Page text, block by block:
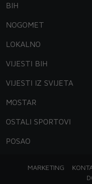
BIH
NOGOMET
LOKALNO
VIJESTI BIH
VIJESTI IZ SVIJETA
MOSTAR
OSTALI SPORTOVI
POSAO
MARKETING